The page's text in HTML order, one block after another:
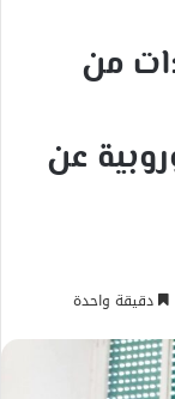
من
عن
دقيقة واحدة